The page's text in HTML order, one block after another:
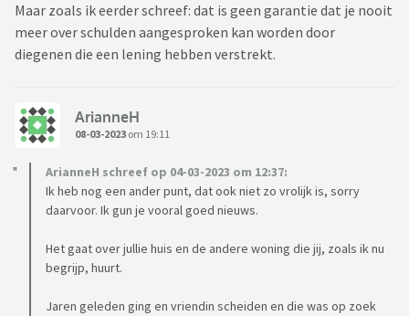
Maar zoals ik eerder schreef: dat is geen garantie dat je nooit
meer over schulden aangesproken kan worden door
diegenen die een lening hebben verstrekt.
ArianneH
08-03-2023 om 19:11
ArianneH schreef op 04-03-2023 om 12:37:
Ik heb nog een ander punt, dat ook niet zo vrolijk is, sorry
daarvoor. Ik gun je vooral goed nieuws.
Het gaat over jullie huis en de andere woning die jij, zoals ik nu
begrijp, huurt.
Jaren geleden ging en vriendin scheiden en die was op zoek